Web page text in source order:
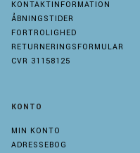
KONTAKTINFORMATION
ÅBNINGSTIDER
FORTROLIGHED
RETURNERINGSFORMULAR
CVR 31158125
KONTO
MIN KONTO
ADRESSEBOG